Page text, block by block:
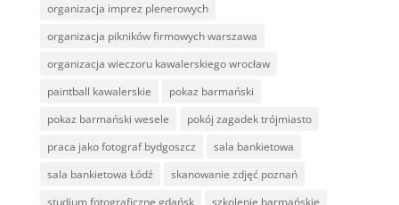
organizacja imprez plenerowych
organizacja pikników firmowych warszawa
organizacja wieczoru kawalerskiego wrocław
paintball kawalerskie
pokaz barmański
pokaz barmański wesele
pokój zagadek trójmiasto
praca jako fotograf bydgoszcz
sala bankietowa
sala bankietowa Łódź
skanowanie zdjęć poznań